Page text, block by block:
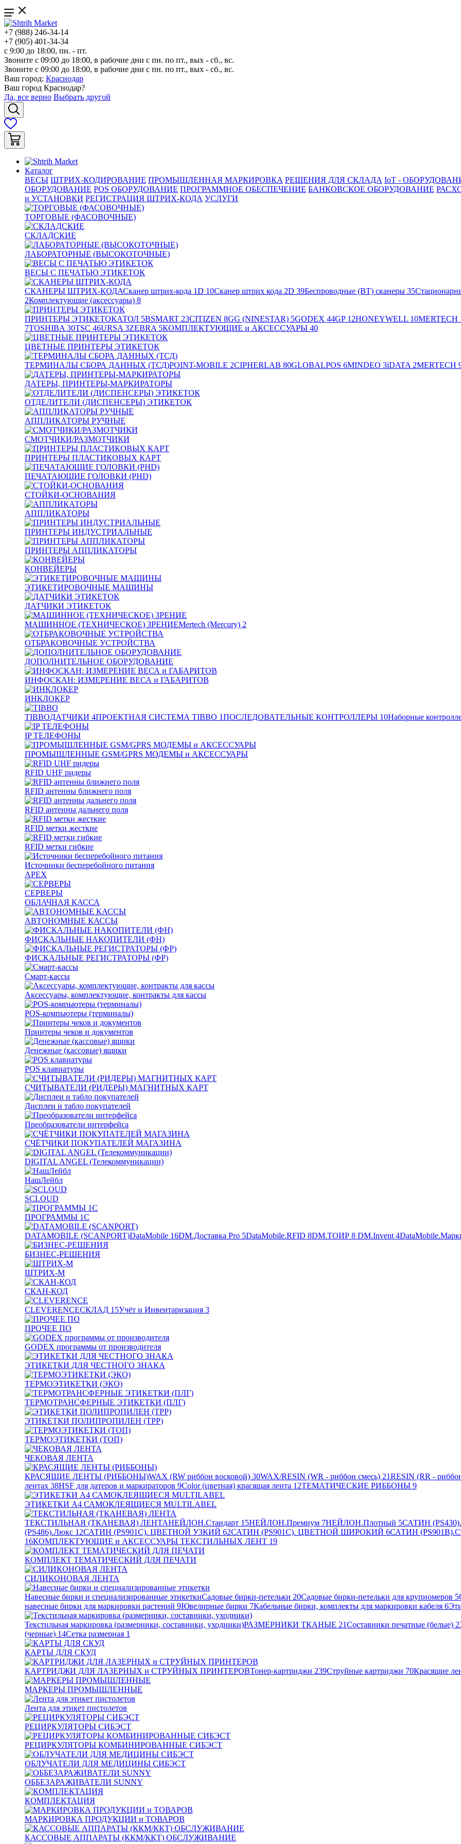
+7 (988) 246-34-14
+7 (905) 401-34-34
с 9:00 до 18:00, пн. - пт.
Звоните с 09:00 до 18:00, в рабочие дни с пн. по пт., вых - сб., вс.
Звоните с 09:00 до 18:00, в рабочие дни с пн. по пт., вых - сб., вс.
Ваш город: Краснодар
Ваш город Краснодар?
Да, все верно Выбрать другой
Каталог
ВЕСЫ ШТРИХ-КОДИРОВАНИЕ ПРОМЫШЛЕННАЯ МАРКИРОВКА РЕШЕНИЯ ДЛЯ СКЛАДА IoT -
ОБОРУДОВАНИЕ POS ОБОРУДОВАНИЕ ПРОГРАММНОЕ ОБЕСПЕЧЕНИЕ БАНКОВСКОЕ ОБОРУДОВАНИЕ
и УСТАНОВКИ РЕГИСТРАЦИЯ ШТРИХ-КОДА УСЛУГИ
ТОРГОВЫЕ (ФАСОВОЧНЫЕ)
СКЛАДСКИЕ
ЛАБОРАТОРНЫЕ (ВЫСОКОТОЧНЫЕ)
ВЕСЫ С ПЕЧАТЬЮ ЭТИКЕТОК
СКАНЕРЫ ШТРИХ-КОДАСканер штрих-кода 1D 10Сканер штрих кода 2D 39Беспроводные (BT) сканеры 35
2Комплектующие (аксессуары) 8
ПРИНТЕРЫ ЭТИКЕТОКАТОЛ 5BSMART 23CITIZEN 8GG (NINESTAR) 5GODEX 44GP12HONEYWELL 10MERTECH
7TOSHIBA 30TSC 46URSA 3ZEBRA 5КОМПЛЕКТУЮЩИЕ и АКСЕССУАРЫ 40
ЦВЕТНЫЕ ПРИНТЕРЫ ЭТИКЕТОК
ТЕРМИНАЛЫ СБОРА ДАННЫХ (ТСД)POINT-MOBILE 2CIPHERLAB 80GLOBALPOS 6MINDEO 3iDATA 2MERTECH
ДАТЕРЫ, ПРИНТЕРЫ-МАРКИРАТОРЫ
ОТДЕЛИТЕЛИ (ДИСПЕНСЕРЫ) ЭТИКЕТОК
АППЛИКАТОРЫ РУЧНЫЕ
СМОТЧИКИ/РАЗМОТЧИКИ
ПРИНТЕРЫ ПЛАСТИКОВЫХ КАРТ
ПЕЧАТАЮЩИЕ ГОЛОВКИ (PHD)
СТОЙКИ-ОСНОВАНИЯ
АППЛИКАТОРЫ
ПРИНТЕРЫ ИНДУСТРИАЛЬНЫЕ
ПРИНТЕРЫ АППЛИКАТОРЫ
КОНВЕЙЕРЫ
ЭТИКЕТИРОВОЧНЫЕ МАШИНЫ
ДАТЧИКИ ЭТИКЕТОК
МАШИННОЕ (ТЕХНИЧЕСКОЕ) ЗРЕНИЕMertech (Mercury) 2
ОТБРАКОВОЧНЫЕ УСТРОЙСТВА
ДОПОЛНИТЕЛЬНОЕ ОБОРУДОВАНИЕ
ИНФОСКАН: ИЗМЕРЕНИЕ ВЕСА и ГАБАРИТОВ
ИНКЛОКЕР
TIBBOДАТЧИКИ 4ПРОЕКТНАЯ СИСТЕМА TIBBO 1ПОСЛЕДОВАТЕЛЬНЫЕ КОНТРОЛЛЕРЫ 10Наборные
IP ТЕЛЕФОНЫ
ПРОМЫШЛЕННЫЕ GSM/GPRS МОДЕМЫ и АКСЕССУАРЫ
RFID UHF ридеры
RFID антенны ближнего поля
RFID антенны дальнего поля
RFID метки жесткие
RFID метки гибкие
Источники бесперебойного питания
APEX
СЕРВЕРЫ
ОБЛАЧНАЯ КАССА
АВТОНОМНЫЕ КАССЫ
ФИСКАЛЬНЫЕ НАКОПИТЕЛИ (ФН)
ФИСКАЛЬНЫЕ РЕГИСТРАТОРЫ (ФР)
Смарт-кассы
Аксессуары, комплектующие, контракты для кассы
POS-компьютеры (терминалы)
Принтеры чеков и документов
Денежные (кассовые) ящики
POS клавиатуры
СЧИТЫВАТЕЛИ (РИДЕРЫ) МАГНИТНЫХ КАРТ
Дисплеи и табло покупателей
Преобразователи интерфейса
СЧЁТЧИКИ ПОКУПАТЕЛЕЙ МАГАЗИНА
DIGITAL ANGEL (Телекоммуникации)
НашЛейбл
SCLOUD
ПРОГРАММЫ 1С
DATAMOBILE (SCANPORT)DataMobile 16DM.Доставка Pro 5DataMobile.RFID 8DM.ТОИР 8 DM.Invent 4
БИЗНЕС-РЕШЕНИЯ
ШТРИХ-М
СКАН-КОД
CLEVERENCEСКЛАД 15Учёт и Инвентаризация 3
ПРОЧЕЕ ПО
GODEX программы от производителя
ЭТИКЕТКИ ДЛЯ ЧЕСТНОГО ЗНАКА
ТЕРМОЭТИКЕТКИ (ЭКО)
ТЕРМОТРАНСФЕРНЫЕ ЭТИКЕТКИ (ПЛГ)
ЭТИКЕТКИ ПОЛИПРОПИЛЕН (TPP)
ТЕРМОЭТИКЕТКИ (ТОП)
ЧЕКОВАЯ ЛЕНТА
КРАСЯЩИЕ ЛЕНТЫ (РИББОНЫ)WAX (RW риббон восковой) 30WAX/RESIN (WR - риббон смесь) 21RESIN (RR -
лентах 38HSF для датеров и маркираторов 9Color (цветная) красящая лента 12ТЕМАТИЧЕСКИЕ РИББОНЫ 9
ЭТИКЕТКИ А4 САМОКЛЕЯЩИЕСЯ MULTILABEL
ТЕКСТИЛЬНАЯ (ТКАНЕВАЯ) ЛЕНТАНЕЙЛОН.Стандарт 15НЕЙЛОН.Премиум 7НЕЙЛОН.Плотный 5САТИН
(PS486).Люкс 12САТИН (PS901C). ЦВЕТНОЙ УЗКИЙ 62САТИН (PS901C). ЦВЕТНОЙ ШИРОКИЙ 6САТИН
16КОМПЛЕКТУЮЩИЕ и АКСЕССУАРЫ ТЕКСТИЛЬНЫХ ЛЕНТ 19
КОМПЛЕКТ ТЕМАТИЧЕСКИЙ ДЛЯ ПЕЧАТИ
СИЛИКОНОВАЯ ЛЕНТА
Навесные бирки и специализированные этикеткиСадовые бирки-петельки 20Садовые бирки-петельки для крупномеров 5
навесные бирки для маркировки растений 9Ювелирные бирки 7Кабельные бирки, комплекты для маркировки кабеля 6
Текстильная маркировка (размерники, составники, уходники)РАЗМЕРНИКИ ТКАНЫЕ 21Составники печатные (белые)
(черные) 14Сетка размерная 1
КАРТЫ ДЛЯ СКУД
КАРТРИДЖИ ДЛЯ ЛАЗЕРНЫХ и СТРУЙНЫХ ПРИНТЕРОВТонер-картриджи 239Струйные картриджи 70Красящие
МАРКЕРЫ ПРОМЫШЛЕННЫЕ
Лента для этикет пистолетов
РЕЦИРКУЛЯТОРЫ СИБЭСТ
РЕЦИРКУЛЯТОРЫ КОМБИНИРОВАННЫЕ СИБЭСТ
ОБЛУЧАТЕЛИ ДЛЯ МЕДИЦИНЫ СИБЭСТ
ОББЕЗАРАЖИВАТЕЛИ SUNNY
КОМПЛЕКТАЦИЯ
МАРКИРОВКА ПРОДУКЦИИ и ТОВАРОВ
КАССОВЫЕ АППАРАТЫ (ККМ/ККТ) ОБСЛУЖИВАНИЕ